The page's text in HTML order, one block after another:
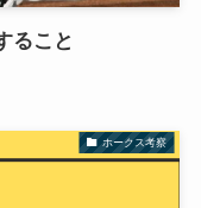
ること
ホークス考察